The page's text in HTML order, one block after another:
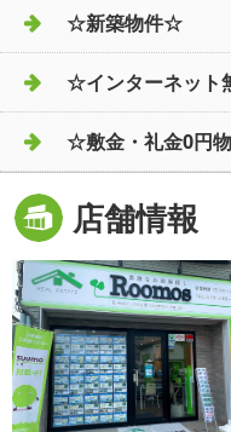
☆新築物件☆
☆インターネット
☆敷金・礼金0円
店舗情報